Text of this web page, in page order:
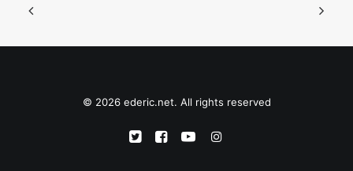
© 2026 ederic.net. All rights reserved